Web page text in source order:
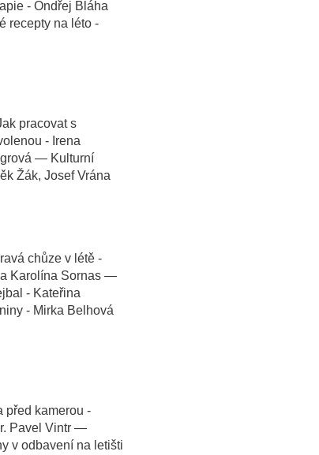
- Ondřej Bláha
recepty na léto -
pracovat s
- Irena
— Kulturní
Žák, Josef Vrána
chůze v létě -
Karolína Sornas —
- Kateřina
- Mirka Belhová
před kamerou -
Pavel Vintr —
v odbavení na letišti